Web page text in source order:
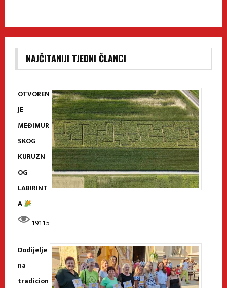
NAJČITANIJI TJEDNI ČLANCI
OTVOREN
JE
MEĐIMUR
SKOG
KURUZN
OG
LABIRINT
A
19115
Dodijelje
na
tradicion